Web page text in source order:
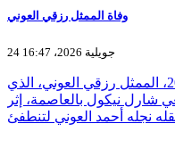
وفاة الممثل رزقي العوني
24 جويلية 2026، 16:47
توفي، اليوم الجمعة 24 جويلية 2026، الممثل رزقي العوني، الذي
شارل نيكول بالعاصمة، إثر